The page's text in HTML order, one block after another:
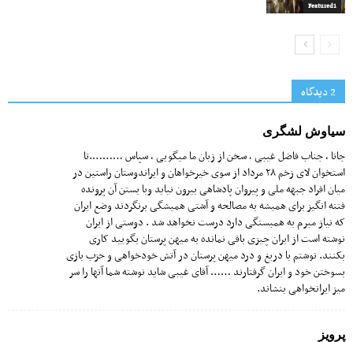
Featured1
2 دیدگاه‌
سیاوش لشگری
جانا ، جناب فاضل غیبی ، سخن از زبان ما میگویی ، سپاس ……….تا
استخوان لای زخم ۲۸ مرداد از سوی خیرخواهان و ایراندوستان راستین در
میان افراد جبهه ملی و پیروان پادشاهی بیرون نیاید وبا بستن آن پرونده
فتنه انگیز برای همیشه به مصالحه و آشتی همیشگی برنگردند وضع ایران
که نیاز مبرم به همبستگی دارد درست نخواهد شد . دوستی از ایران
نوشته است از ایران چیزی باقی نمانده به میهن پرستان بگویید کاری
بکنند. نوشتم با دریغ و درد میهن پرستان در آتش خودخواهی و حزب بازی
بسوختن خود و ایران گرفتارند …… آقای غیبی شاید نوشته شما آنها را سر
میز ایرانخواهی بنشاند.
پرویز